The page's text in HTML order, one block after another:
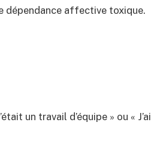
dépendance affective toxique.
un travail d’équipe » ou « J’ai